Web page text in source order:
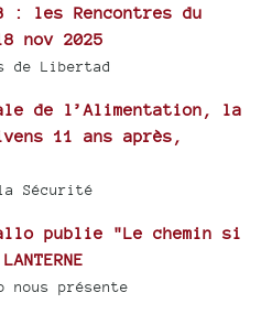
: les Rencontres du
nov 2025
de Libertad
de l’Alimentation, la
11 ans après,
Sécurité
publie "Le chemin si
nous présente